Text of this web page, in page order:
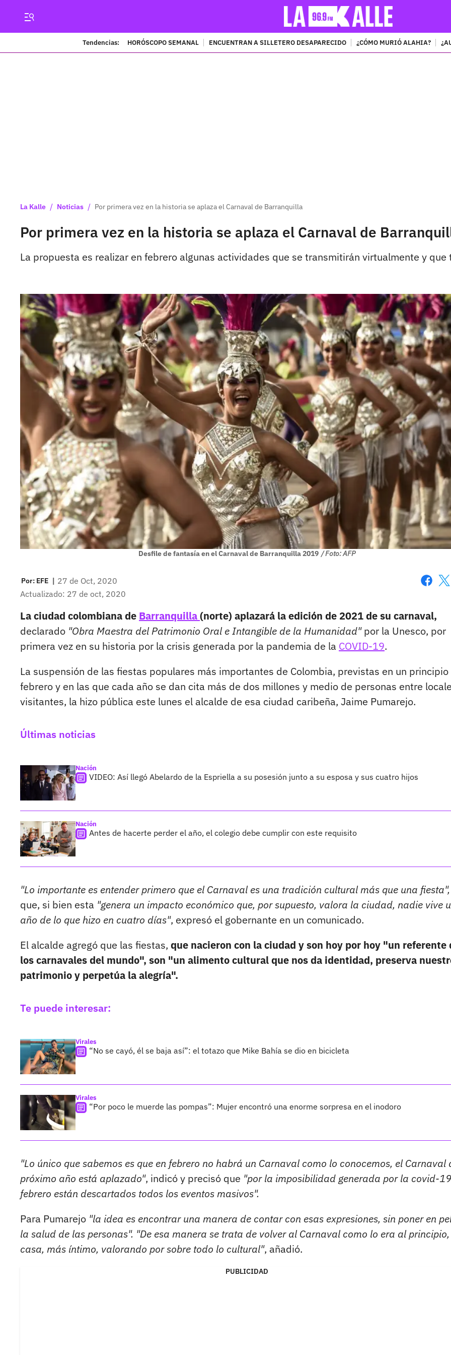
Tendencias: HORÓSCOPO SEMANAL ENCUENTRAN A SILLETERO DESAPARECIDO ¿CÓMO MURIÓ ALAHIA?
La Kalle / Noticias / Por primera vez en la historia se aplaza el Carnaval de Barranquilla
Por primera vez en la historia se aplaza el Carnaval de
La propuesta es realizar en febrero algunas actividades que se transmitirán virtualmente y
Desfile de fantasía en el Carnaval de Barranquilla 2019 / Foto: AFP
Por: EFE | 27 de Oct, 2020
Actualizado: 27 de oct, 2020
La ciudad colombiana de Barranquilla(norte) aplazará la edición de 2021 de su carnaval,
declarado "Obra Maestra del Patrimonio Oral e Intangible de la Humanidad"por la Unesco, por
primera vez en su historia por la crisis generada por la pandemia de la COVID-19.
La suspensión de las fiestas populares más importantes de Colombia, previstas en un principio
febrero y en las que cada año se dan cita más de dos millones y medio de personas entre
visitantes, la hizo pública este lunes el alcalde de esa ciudad caribeña, Jaime Pumarejo.
Últimas noticias
Nación
VIDEO: Así llegó Abelardo de la Espriella a su posesión junto a su esposa y sus cuatro hijos
Nación
Antes de hacerte perder el año, el colegio debe cumplir con este requisito
"Lo importante es entender primero que el Carnaval es una tradición cultural más que una fiesta",
que, si bien esta "genera un impacto económico que, por supuesto, valora la ciudad, nadie vive
año de lo que hizo en cuatro días", expresó el gobernante en un comunicado.
El alcalde agregó que las fiestas, que nacieron con la ciudad y son hoy por hoy "un referente
los carnavales del mundo", son "un alimento cultural que nos da identidad, preserva
patrimonio y perpetúa la alegría".
Te puede interesar:
Virales
“No se cayó, él se baja así”: el totazo que Mike Bahía se dio en bicicleta
Virales
“Por poco le muerde las pompas”: Mujer encontró una enorme sorpresa en el inodoro
"Lo único que sabemos es que en febrero no habrá un Carnaval como lo conocemos, el Carnaval
próximo año está aplazado", indicó y precisó que "por la imposibilidad generada por la covid-
febrero están descartados todos los eventos masivos".
Para Pumarejo "la idea es encontrar una manera de contar con esas expresiones, sin poner en
la salud de las personas". "De esa manera se trata de volver al Carnaval como lo era al principio,
casa, más íntimo, valorando por sobre todo lo cultural", añadió.
PUBLICIDAD